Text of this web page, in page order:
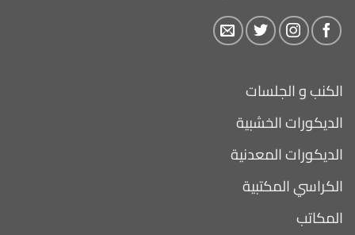
الكنب و الجلسات
الديكورات الخشبية
الديكورات المعدنية
الكراسي المكتبية
المكاتب